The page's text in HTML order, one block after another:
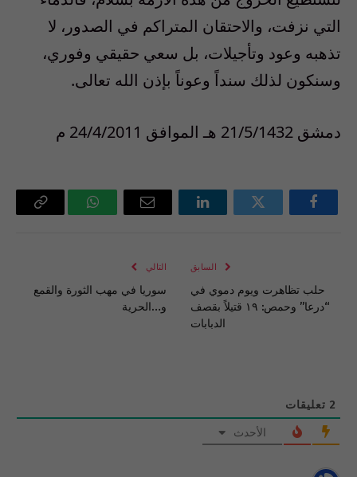
التي نزفت، والاحتقان المتراكم في الصدور، لا
تذهبه وعود وتأجيلات، بل سعي حقيقي وفوري،
وسنكون لذلك سنداً وعوناً بإذن الله تعالى.
دمشق 21/5/1432 هـ الموافق 24/4/2011 م
فيسبوك تويتر لينكدإن
البريد
واتساب Copy
السابق
حلب تظاهرت ويوم دموي في
“درعا” وحمص: ١٩ قتيلاً بقصف
الدبابات
التالي
سوريا في مهب الثورة والقمع
و…الحرية
2 تعليقات
الأحدث